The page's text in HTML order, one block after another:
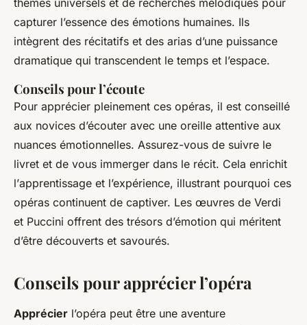
thèmes universels et de recherches mélodiques pour
capturer l’essence des émotions humaines. Ils
intègrent des récitatifs et des arias d’une puissance
dramatique qui transcendent le temps et l’espace.
Conseils pour l’écoute
Pour apprécier pleinement ces opéras, il est conseillé
aux novices d’écouter avec une oreille attentive aux
nuances émotionnelles. Assurez-vous de suivre le
livret et de vous immerger dans le récit. Cela enrichit
l’apprentissage et l’expérience, illustrant pourquoi ces
opéras continuent de captiver. Les œuvres de Verdi
et Puccini offrent des trésors d’émotion qui méritent
d’être découverts et savourés.
Conseils pour apprécier l’opéra
Apprécier l’opéra peut être une aventure